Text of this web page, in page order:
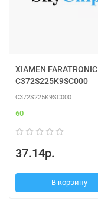
XIAMEN FARATRONIC
C372S225K9SC000
C372S225K9SC000
60
37.14р.
В корзину